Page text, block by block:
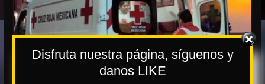
Disfruta nuestra página, síguenos y
danos LIKE